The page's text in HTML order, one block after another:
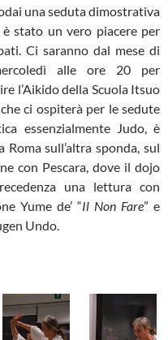
una seduta dimostrativa
stato un vero piacere per
Ci saranno dal mese di
alle ore 20 per
l’Aikido della Scuola Itsuo
ci ospiterà per le sedute
essenzialmente Judo, è
sull’altra sponda, sul
con Pescara, dove il dojo
una lettura con
Yume de’ “Il Non Fare” e
Undo.